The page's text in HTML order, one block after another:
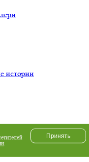
истории
.
Принять